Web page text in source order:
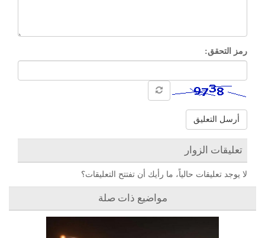
رمز التحقق:
أرسل التعليق
تعليقات الزوار
لا يوجد تعليقات حالياً، ما رأيك أن تفتتح التعليقات؟
مواضيع ذات صلة